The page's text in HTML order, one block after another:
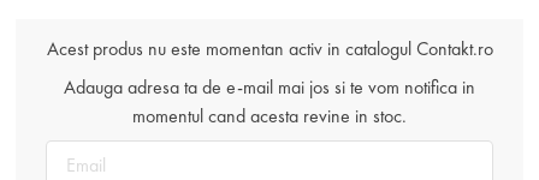
Acest produs nu este momentan activ in catalogul Contakt.ro
Adauga adresa ta de e-mail mai jos si te vom notifica in
momentul cand acesta revine in stoc.